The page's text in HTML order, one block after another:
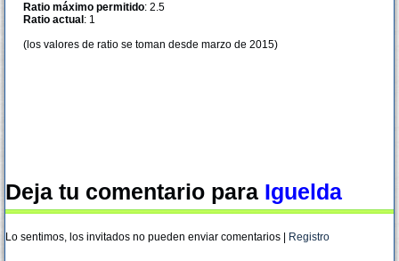
Ratio máximo permitido: 2.5
Ratio actual : 1
(los valores de ratio se toman desde marzo de 2015)
Deja tu comentario para Iguelda
Lo sentimos, los invitados no pueden enviar comentarios | Registro